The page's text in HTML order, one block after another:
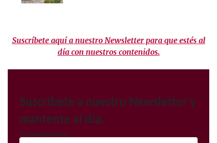
Suscríbete aquí a nuestro Newsletter para que estés al
día con nuestros contenidos.
Suscríbete a nuestro Newsletter y
mantente al día.
Correo electrónico